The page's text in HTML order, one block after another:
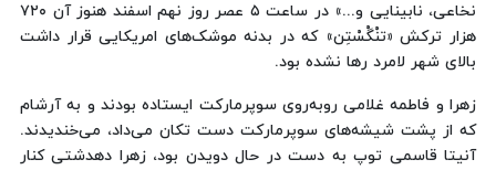
نخاعی، نابینایی و...» در ساعت ۵ عصر روز نهم اسفند هنوز آن ۷۲۰
هزار ترکش «تنْگْسْتِن» که در بدنه موشک‌های امریکایی قرار داشت
بالای شهر لامرد رها نشده بود.
زهرا و فاطمه غلامی روبه‌روی سوپرمارکت ایستاده بودند و به آرشام
که از پشت شیشه‌های سوپرمارکت دست تکان می‌داد، می‌خندیدند.
آنیتا قاسمی توپ به دست در حال دویدن بود، زهرا دهدشتی کنار